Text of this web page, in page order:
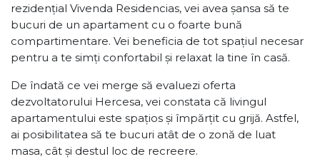
rezidențial Vivenda Residencias, vei avea șansa să te
bucuri de un apartament cu o foarte bună
compartimentare. Vei beneficia de tot spațiul necesar
pentru a te simți confortabil și relaxat la tine în casă.
De îndată ce vei merge să evaluezi oferta
dezvoltatorului Hercesa, vei constata că livingul
apartamentului este spațios și împărțit cu grijă. Astfel,
ai posibilitatea să te bucuri atât de o zonă de luat
masa, cât și destul loc de recreere.